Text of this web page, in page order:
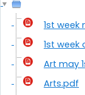
1st
1st week
Art may
Arts.pdf